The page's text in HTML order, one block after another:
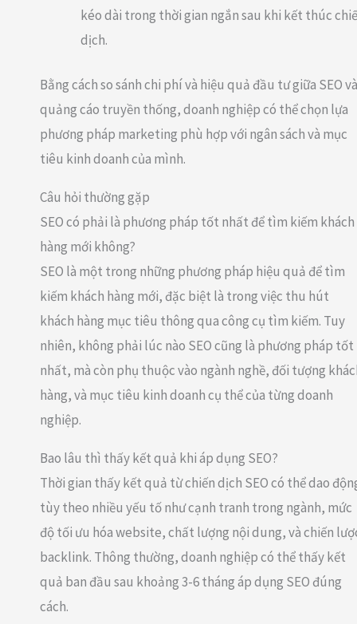
kéo dài trong thời gian ngắn sau khi kết thúc
dịch.
Bằng cách so sánh chi phí và hiệu quả đầu tư giữa SEO và
quảng cáo truyền thống, doanh nghiệp có thể chọn lựa
phương pháp marketing phù hợp với ngân sách và mục
tiêu kinh doanh của mình.
Câu hỏi thường gặp
SEO có phải là phương pháp tốt nhất để tìm kiếm khách
hàng mới không?
SEO là một trong những phương pháp hiệu quả để tìm
kiếm khách hàng mới, đặc biệt là trong việc thu hút
khách hàng mục tiêu thông qua công cụ tìm kiếm. Tuy
nhiên, không phải lúc nào SEO cũng là phương pháp tốt
nhất, mà còn phụ thuộc vào ngành nghề, đối tượng
hàng, và mục tiêu kinh doanh cụ thể của từng doanh
nghiệp.
Bao lâu thì thấy kết quả khi áp dụng SEO?
Thời gian thấy kết quả từ chiến dịch SEO có thể dao
tùy theo nhiều yếu tố như cạnh tranh trong ngành, mức
độ tối ưu hóa website, chất lượng nội dung, và chiến
backlink. Thông thường, doanh nghiệp có thể thấy kết
quả ban đầu sau khoảng 3-6 tháng áp dụng SEO đúng
cách.